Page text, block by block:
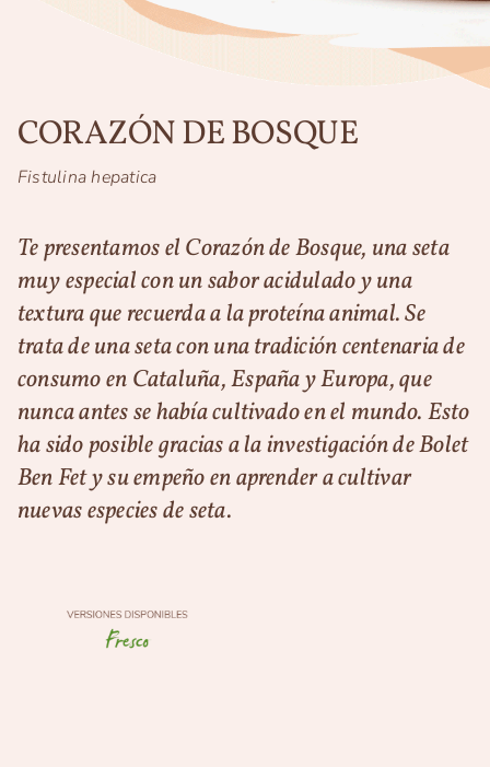
CORAZÓN DE BOSQUE
Fistulina hepatica
Te presentamos el Corazón de Bosque, una seta
muy especial con un sabor acidulado y una
textura que recuerda a la proteína animal. Se
trata de una seta con una tradición centenaria de
consumo en Cataluña, España y Europa, que
nunca antes se había cultivado en el mundo. Esto
ha sido posible gracias a la investigación de Bolet
Ben Fet y su empeño en aprender a cultivar
nuevas especies de seta.